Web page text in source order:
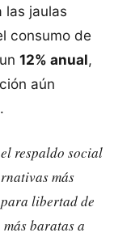
las jaulas
consumo de
12% anual,
aún
respaldo social
más
libertad de
baratas a